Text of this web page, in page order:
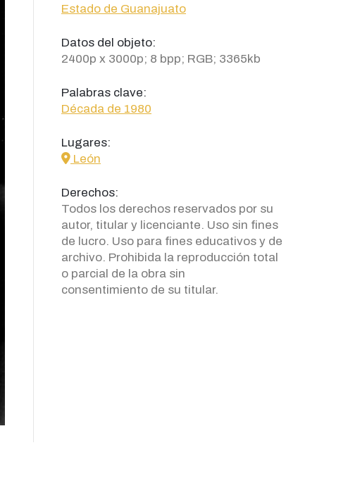
Estado de Guanajuato
Datos del objeto:
2400p x 3000p; 8 bpp; RGB; 3365kb
Palabras clave:
Década de 1980
Lugares:
icon
León
Derechos:
Todos los derechos reservados por su
autor, titular y licenciante. Uso sin fines
de lucro. Uso para fines educativos y de
archivo. Prohibida la reproducción total
o parcial de la obra sin
consentimiento de su titular.